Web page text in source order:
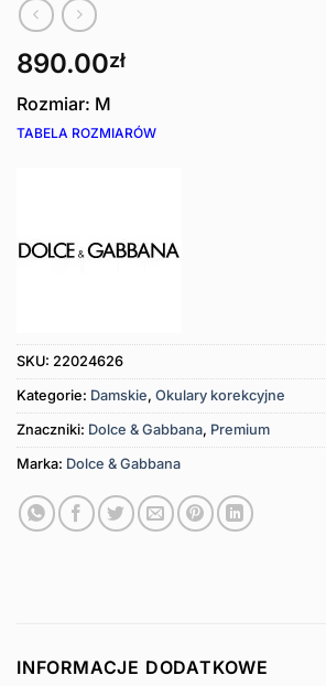
890.00zł
Rozmiar: M
TABELA ROZMIARÓW
SKU: 22024626
Kategorie: Damskie, Okulary korekcyjne
Znaczniki: Dolce & Gabbana, Premium
Marka: Dolce & Gabbana
INFORMACJE DODATKOWE